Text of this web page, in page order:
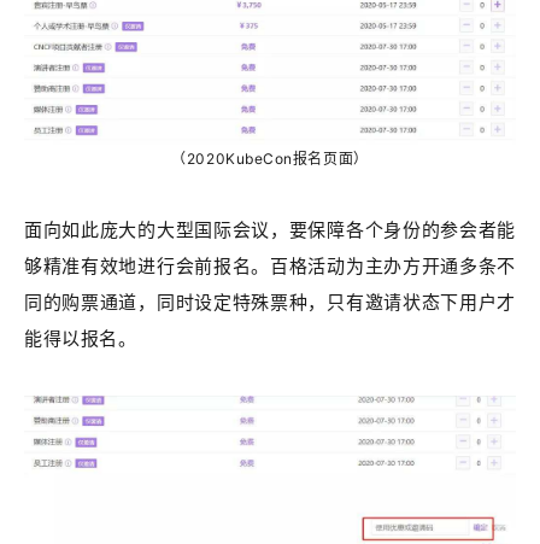
（2020KubeCon报名页面）
面向如此庞大的大型国际会议，要保障各个身份的参会者能
够精准有效地进行会前报名。百格活动为主办方开通多条不
同的购票通道，同时设定特殊票种，只有邀请状态下用户才
能得以报名。